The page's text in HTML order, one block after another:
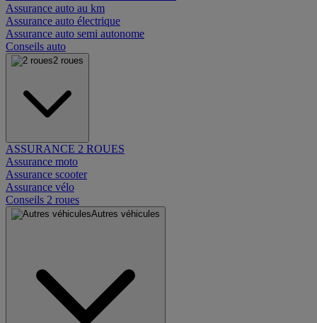
Assurance auto au km
Assurance auto électrique
Assurance auto semi autonome
Conseils auto
2 roues
ASSURANCE 2 ROUES
Assurance moto
Assurance scooter
Assurance vélo
Conseils 2 roues
Autres véhicules